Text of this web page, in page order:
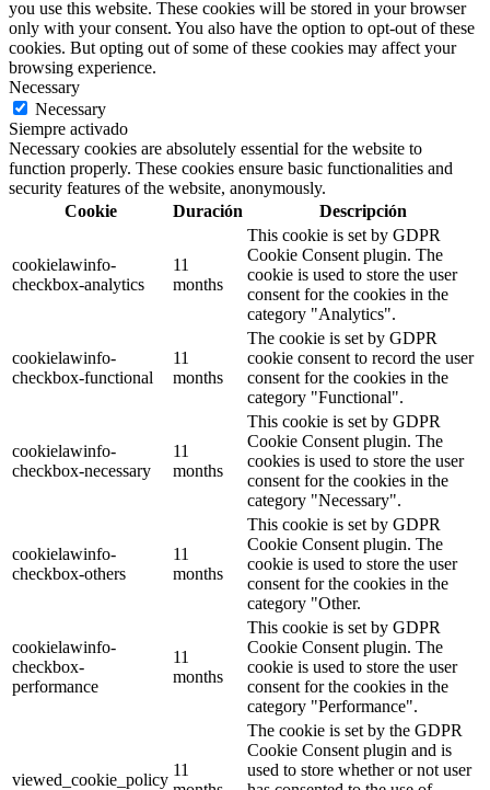
you use this website. These cookies will be stored in your browser
only with your consent. You also have the option to opt-out of these
cookies. But opting out of some of these cookies may affect your
browsing experience.
Necessary
Necessary
Siempre activado
Necessary cookies are absolutely essential for the website to
function properly. These cookies ensure basic functionalities and
security features of the website, anonymously.
Cookie
Duración Descripción
cookielawinfo-
checkbox-analytics
11
months
This cookie is set by GDPR
Cookie Consent plugin. The
cookie is used to store the user
consent for the cookies in the
category "Analytics".
cookielawinfo-
checkbox-functional
11
months
The cookie is set by GDPR
cookie consent to record the user
consent for the cookies in the
category "Functional".
cookielawinfo-
checkbox-necessary
11
months
This cookie is set by GDPR
Cookie Consent plugin. The
cookies is used to store the user
consent for the cookies in the
category "Necessary".
cookielawinfo-
checkbox-others
11
months
This cookie is set by GDPR
Cookie Consent plugin. The
cookie is used to store the user
consent for the cookies in the
category "Other.
cookielawinfo-
checkbox-
performance
11
months
This cookie is set by GDPR
Cookie Consent plugin. The
cookie is used to store the user
consent for the cookies in the
category "Performance".
viewed_cookie_policy
11
The cookie is set by the GDPR
Cookie Consent plugin and is
used to store whether or not user